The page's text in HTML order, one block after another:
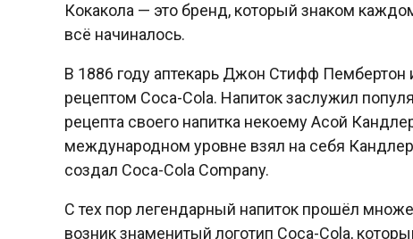
Кокакола — это бренд, который знаком
всё начиналось.
В 1886 году аптекарь Джон Стифф
рецептом Coca-Cola. Напиток заслужил
рецепта своего напитка некоему Асой
международном уровне взял на себя
создал Coca-Cola Company.
С тех пор легендарный напиток прошёл
возник знаменитый логотип Coca-Cola,